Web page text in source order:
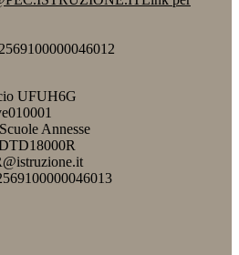
UFUH6G
Annesse